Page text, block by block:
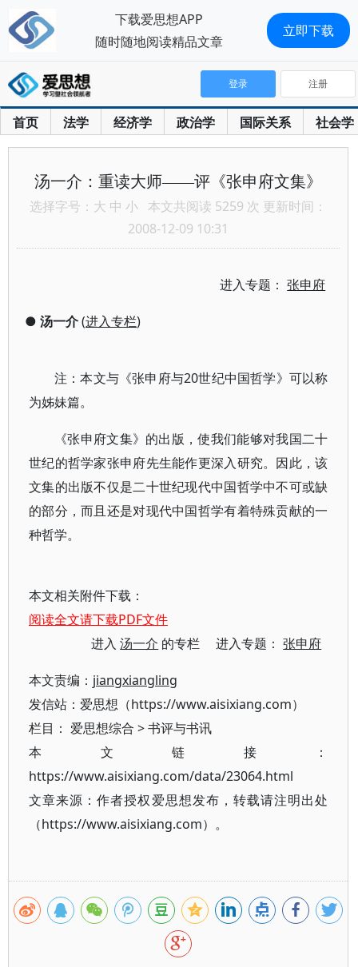
首页 法学 经济学 政治学 国际关系 社会学
登录 注册
汤一介：重读大师——评《张申府文集》
选择字号： 大 中 小 本文共阅读 5259 次 更新时间：
2008-12-09 10:31
进入专题：张申府
● 汤一介(进入专栏)
注：本文与《张申府与20世纪中国哲学》可以称
为姊妹篇。
《张申府文集》的出版，使我们能够对我国二十
世纪的哲学家张申府先生能作更深入研究。因此，该
文集的出版不仅是二十世纪现代中国哲学中不可或缺
的部分，而且还是对现代中国哲学有着特殊贡献的一
种哲学。
本文相关附件下载：
阅读全文请下载PDF文件
进入汤一介 的专栏 进入专题：张申府
本文责编： jiangxiangling
发信站：爱思想（https://www.aisixiang.com）
栏目： 爱思想综合 >书评与书讯
本文链接：
https://www.aisixiang.com/data/23064.html
文章来源：作者授权爱思想发布，转载请注明出处
（https://www.aisixiang.com）。
下载爱思想APP
随时随地阅读精品文章
立即下载